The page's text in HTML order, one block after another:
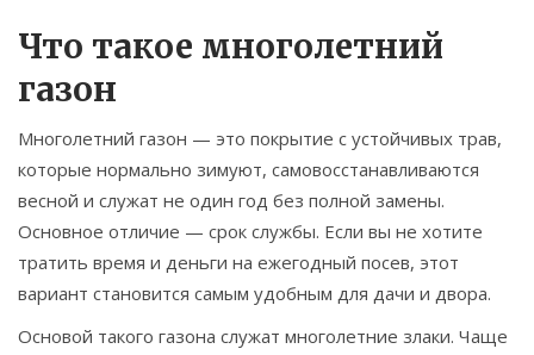
Что такое многолетний
газон
Многолетний газон — это покрытие с устойчивых трав,
которые нормально зимуют, самовосстанавливаются
весной и служат не один год без полной замены.
Основное отличие — срок службы. Если вы не хотите
тратить время и деньги на ежегодный посев, этот
вариант становится самым удобным для дачи и двора.
Основой такого газона служат многолетние злаки. Чаще